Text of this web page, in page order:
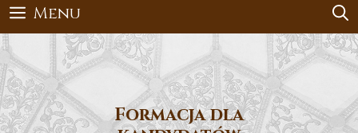
Menu
Formacja dla